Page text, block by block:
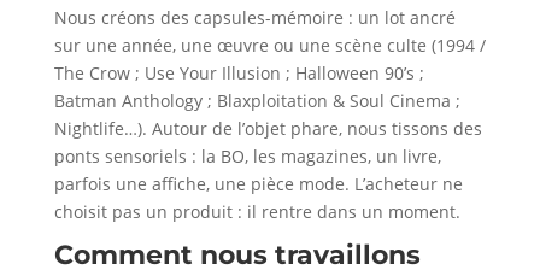
Nous créons des capsules-mémoire : un lot ancré
sur une année, une œuvre ou une scène culte (1994 /
The Crow ; Use Your Illusion ; Halloween 90’s ;
Batman Anthology ; Blaxploitation & Soul Cinema ;
Nightlife…). Autour de l’objet phare, nous tissons des
ponts sensoriels : la BO, les magazines, un livre,
parfois une affiche, une pièce mode. L’acheteur ne
choisit pas un produit : il rentre dans un moment.
Comment nous travaillons